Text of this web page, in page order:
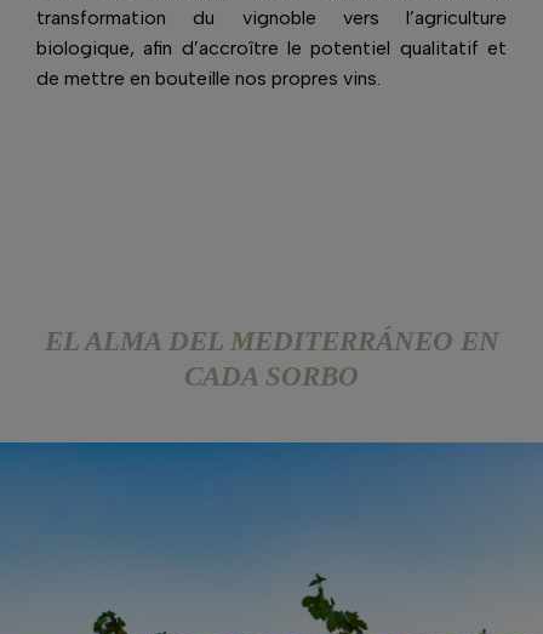
transformation du vignoble vers l’agriculture
biologique, afin d’accroître le potentiel qualitatif et
de mettre en bouteille nos propres vins.
EL ALMA DEL MEDITERRÁNEO EN
CADA SORBO